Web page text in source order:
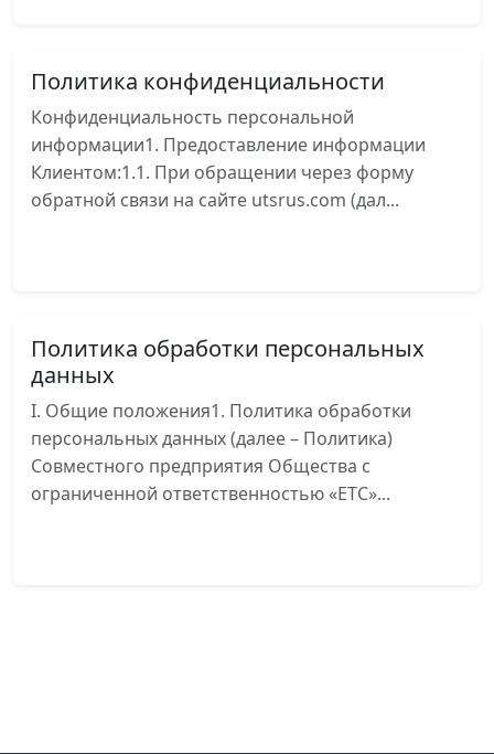
Политика конфиденциальности
Конфиденциальность персональной
информации1. Предоставление информации
Клиентом:1.1. При обращении через форму
обратной связи на сайте utsrus.com (дал...
Политика обработки персональных
данных
I. Общие положения1. Политика обработки
персональных данных (далее – Политика)
Совместного предприятия Общества с
ограниченной ответственностью «ЕТС»...